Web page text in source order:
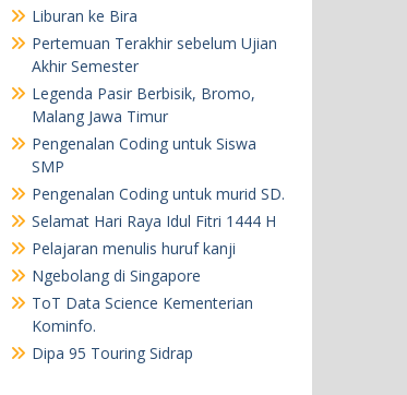
Liburan ke Bira
Pertemuan Terakhir sebelum Ujian
Akhir Semester
Legenda Pasir Berbisik, Bromo,
Malang Jawa Timur
Pengenalan Coding untuk Siswa
SMP
Pengenalan Coding untuk murid SD.
Selamat Hari Raya Idul Fitri 1444 H
Pelajaran menulis huruf kanji
Ngebolang di Singapore
ToT Data Science Kementerian
Kominfo.
Dipa 95 Touring Sidrap